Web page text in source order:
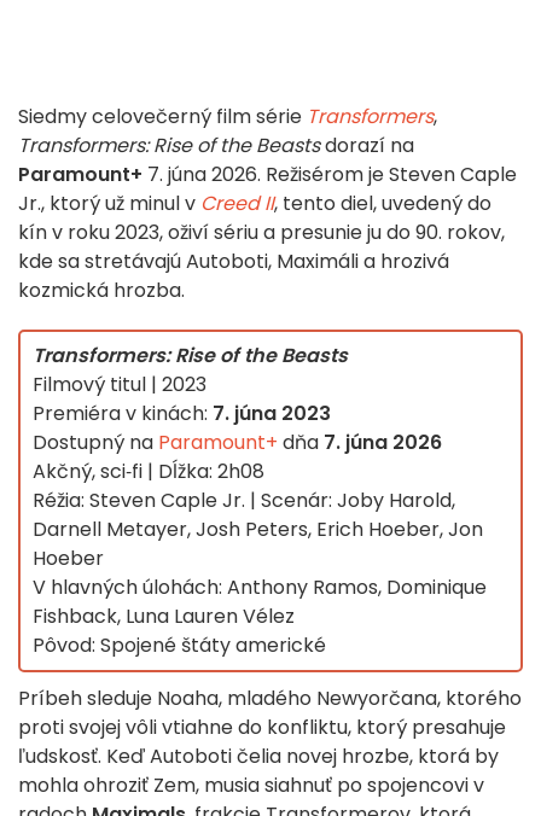
Siedmy celovečerný film série Transformers,
Transformers: Rise of the Beastsdorazí na
Paramount+ 7. júna 2026. Režisérom je Steven Caple
Jr., ktorý už minul v Creed II, tento diel, uvedený do
kín v roku 2023, oživí sériu a presunie ju do 90. rokov,
kde sa stretávajú Autoboti, Maximáli a hrozivá
kozmická hrozba.
Transformers: Rise of the Beasts
Filmový titul | 2023
Premiéra v kinách: 7. júna 2023
Dostupný na Paramount+ dňa 7. júna 2026
Akčný, sci‑fi | Dĺžka: 2h08
Réžia: Steven Caple Jr. | Scenár: Joby Harold,
Darnell Metayer, Josh Peters, Erich Hoeber, Jon
Hoeber
V hlavných úlohách: Anthony Ramos, Dominique
Fishback, Luna Lauren Vélez
Pôvod: Spojené štáty americké
Príbeh sleduje Noaha, mladého Newyorčana, ktorého
proti svojej vôli vtiahne do konfliktu, ktorý presahuje
ľudskosť. Keď Autoboti čelia novej hrozbe, ktorá by
mohla ohroziť Zem, musia siahnuť po spojencovi v